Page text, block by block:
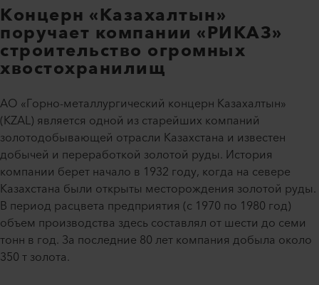
Концерн «Казахалтын»
поручает компании «РИКАЗ»
строительство огромных
хвостохранилищ
АО «Горно-металлургический концерн Казахалтын»
(KZAL) является одной из старейших компаний
золотодобывающей отрасли Казахстана и известен
добычей и переработкой золотой руды. История
компании берет начало в 1932 году, когда на севере
Казахстана были открыты месторождения золотой руды.
В период расцвета предприятия (с 1970 по 1980 год)
объем производства здесь составлял от шести до семи
тонн в год. За последние 80 лет компания добыла около
350 т золота.